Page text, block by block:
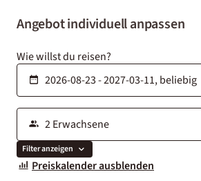
Angebot individuell anpassen
Wie willst du reisen?
Filter anzeigen
Preiskalender ausblenden